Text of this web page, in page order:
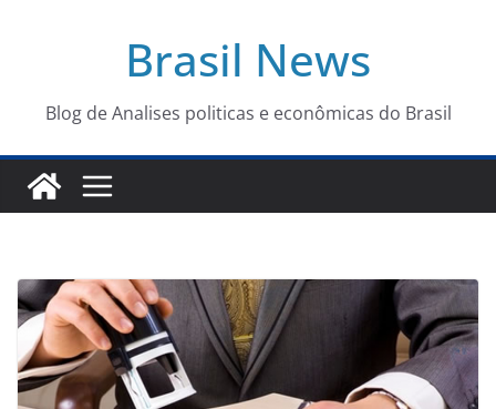
conteúdo
Brasil News
Blog de Analises politicas e econômicas do Brasil